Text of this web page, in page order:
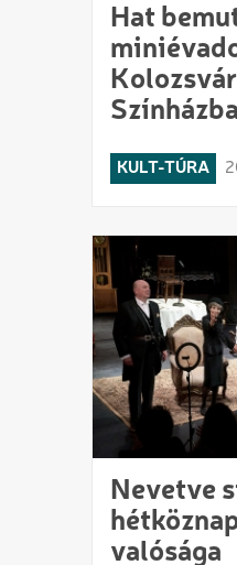
Hat
KULT-TÚRA
Nevetve
valósága